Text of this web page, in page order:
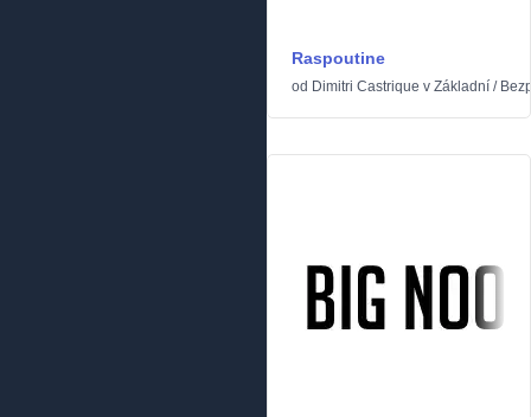
Raspoutine
od Dimitri Castrique v Základní /